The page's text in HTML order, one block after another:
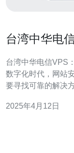
台湾中华电
台湾中华电信VPS：
数字化时代，网站
要寻找可靠的解决
个理想的选择。 VPS是虚拟专用服务器的缩写，是一种虚
2025年4月12日